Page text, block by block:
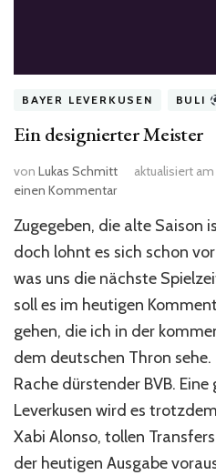
BAYER LEVERKUSEN BULI
Ein designierter Meister
von Lukas Schmitt aktualisiert am
einen Kommentarzu
designierter
Meister
Zugegeben, die alte Saison
doch lohnt es sich schon
was uns die nächste
soll es im heutigen
gehen, die ich in der
dem deutschen Thron sehe.
Rache dürstender BVB.
Leverkusen wird es
Xabi Alonso, tollen
der heutigen Ausgabe